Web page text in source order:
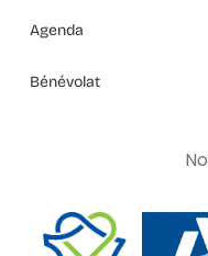
Agenda
Bénévolat